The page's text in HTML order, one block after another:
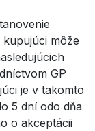
kupujúci môže
GP
je v takomto
5 dní odo dňa
o akceptácii